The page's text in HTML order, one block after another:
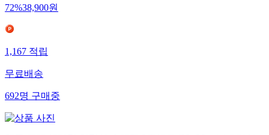
72%38,900원
1,167적립
무료배송
692명구매중